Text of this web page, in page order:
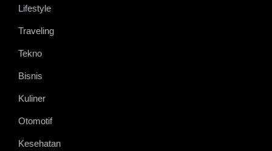
Hai, Aku aldhifajar. Seseorang kuli swasta yang